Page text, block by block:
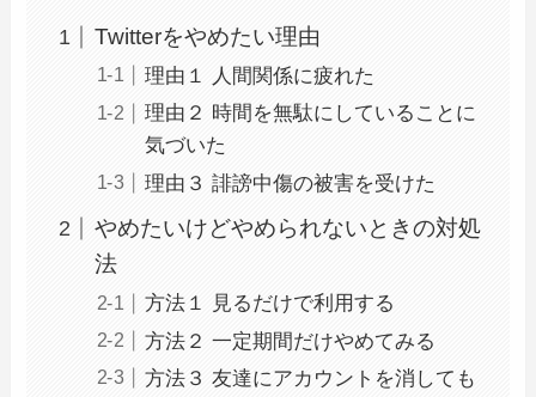
Twitterをやめたい理由
理由１ 人間関係に疲れた
理由２ 時間を無駄にしていることに
気づいた
理由３ 誹謗中傷の被害を受けた
やめたいけどやめられないときの対処
法
方法１ 見るだけで利用する
方法２ 一定期間だけやめてみる
方法３ 友達にアカウントを消しても